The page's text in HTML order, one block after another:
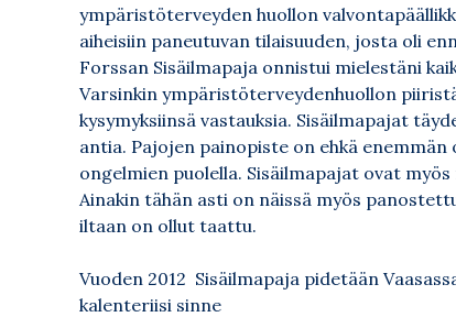
ympäristöterveyden huollon
aiheisiin paneutuvan tilaisuuden, josta oli
Forssan Sisäilmapaja onnistui mielestäni
Varsinkin ympäristöterveydenhuollon
kysymyksiinsä vastauksia. Sisäilmapajat
antia. Pajojen painopiste on ehkä
ongelmien puolella. Sisäilmapajat ovat
Ainakin tähän asti on näissä myös
iltaan on ollut taattu.
Vuoden 2012 Sisäilmapaja pidetään
kalenteriisi sinne